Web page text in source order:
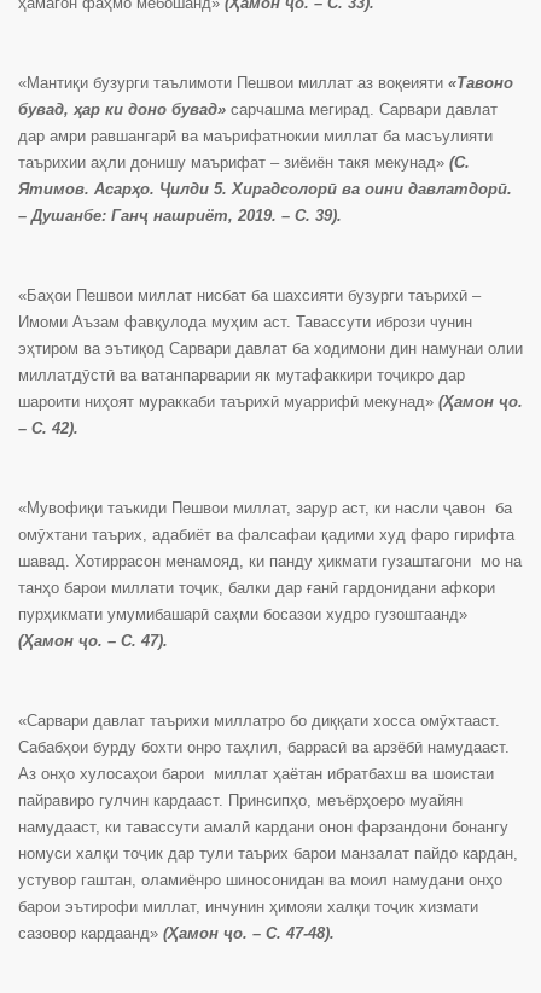
«Мантиқи бузурги таълимоти Пешвои миллат аз воқеияти «Тавоно
бувад, ҳар ки доно бувад» сарчашма мегирад. Сарвари давлат
дар амри равшангарӣ ва маърифатнокии миллат ба масъулияти
таърихии аҳли донишу маърифат – зиёиён такя мекунад» (С.
Ятимов. Асарҳо. Ҷилди 5. Хирадсолорӣ ва оини давлатдорӣ.
– Душанбе: Ганҷ нашриёт, 2019. – С. 39).
«Баҳои Пешвои миллат нисбат ба шахсияти бузурги таърихӣ –
Имоми Аъзам фавқулода муҳим аст. Тавассути ибрози чунин
эҳтиром ва эътиқод Сарвари давлат ба ходимони дин намунаи олии
миллатдӯстӣ ва ватанпарварии як мутафаккири тоҷикро дар
шароити ниҳоят мураккаби таърихӣ муаррифӣ мекунад» (Ҳамон ҷо.
– С. 42).
«Мувофиқи таъкиди Пешвои миллат, зарур аст, ки насли ҷавон ба
омӯхтани таърих, адабиёт ва фалсафаи қадими худ фаро гирифта
шавад. Хотиррасон менамояд, ки панду ҳикмати гузаштагони мо на
танҳо барои миллати тоҷик, балки дар ғанӣ гардонидани афкори
пурҳикмати умумибашарӣ саҳми босазои худро гузоштаанд»
(Ҳамон ҷо. – С. 47).
«Сарвари давлат таърихи миллатро бо диққати хосса омӯхтааст.
Сабабҳои бурду бохти онро таҳлил, баррасӣ ва арзёбӣ намудааст.
Аз онҳо хулосаҳои барои миллат ҳаётан ибратбахш ва шоистаи
пайравиро гулчин кардааст. Принсипҳо, меъёрҳоеро муайян
намудааст, ки тавассути амалӣ кардани онон фарзандони бонангу
номуси халқи тоҷик дар тули таърих барои манзалат пайдо кардан,
устувор гаштан, оламиёнро шиносонидан ва моил намудани онҳо
барои эътирофи миллат, инчунин ҳимояи халқи тоҷик хизмати
сазовор кардаанд» (Ҳамон ҷо. – С. 47-48).